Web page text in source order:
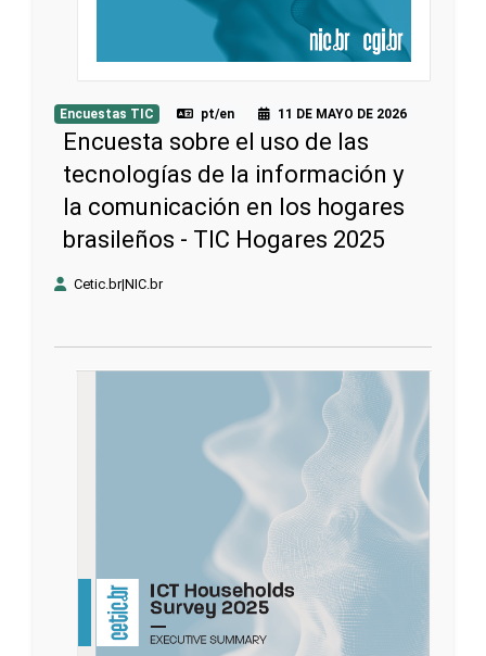
Encuestas TIC pt/en 11 DE MAYO DE 2026
Encuesta sobre el uso de las
tecnologías de la información y
la comunicación en los hogares
brasileños - TIC Hogares 2025
Cetic.br|NIC.br